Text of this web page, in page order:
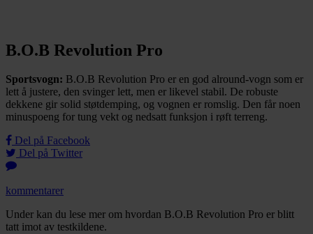
B.O.B Revolution Pro
Sportsvogn: B.O.B Revolution Pro er en god alround-vogn som er
lett å justere, den svinger lett, men er likevel stabil. De robuste
dekkene gir solid støtdemping, og vognen er romslig. Den får noen
minuspoeng for tung vekt og nedsatt funksjon i røft terreng.
Del på Facebook
Del på Twitter
kommentarer
Under kan du lese mer om hvordan B.O.B Revolution Pro er blitt
tatt imot av testkildene.